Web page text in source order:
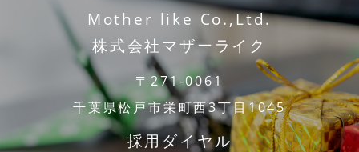
Mother like Co.,Ltd.
株式会社マザーライク
〒271-0061
千葉県松戸市栄町西3丁目1045
採用ダイヤル